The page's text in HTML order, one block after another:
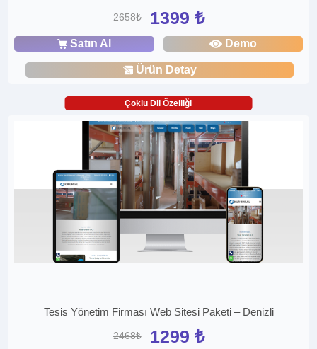
2658₺ 1399 ₺
Satın Al Demo
Ürün Detay
Çoklu Dil Özelliği
Tesis Yönetim Firması Web Sitesi Paketi – Denizli
2468₺ 1299 ₺